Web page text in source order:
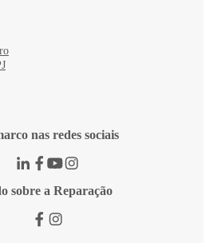
nas redes sociais
sobre a Reparação